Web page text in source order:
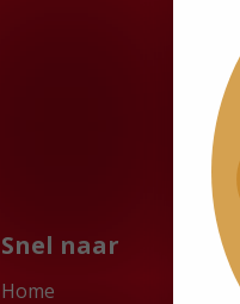
Snel naar
Home